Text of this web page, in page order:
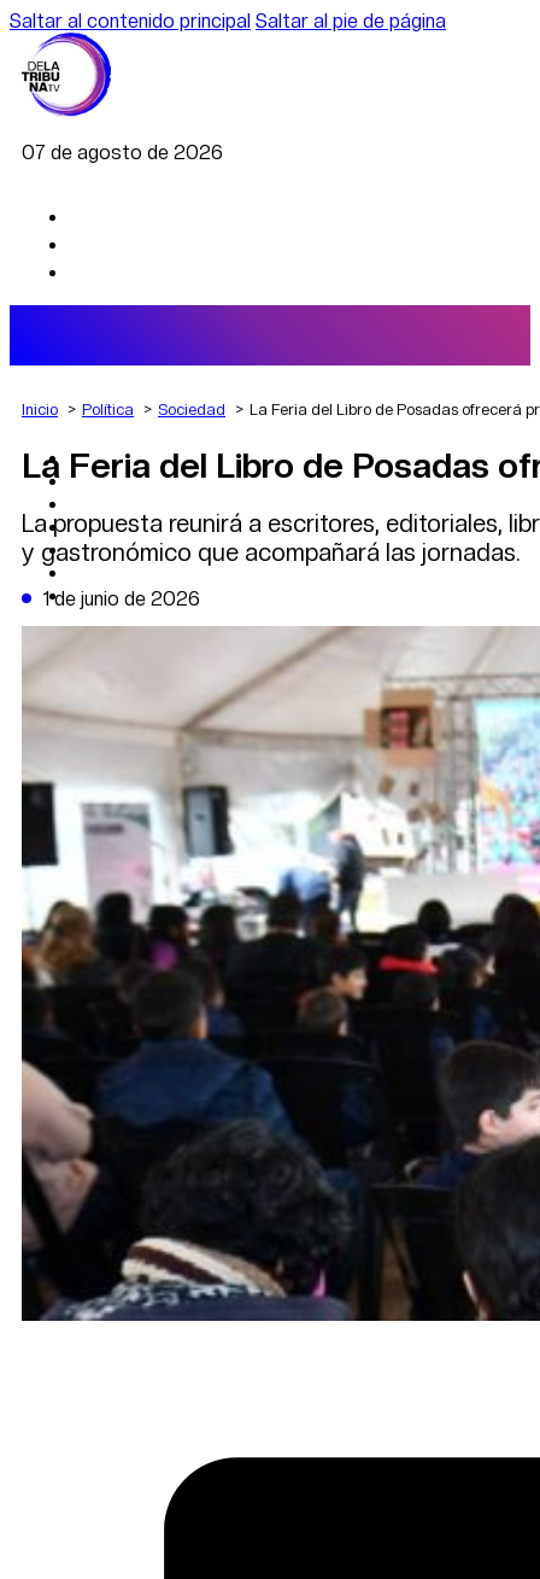
Saltar al contenido principal Saltar al pie de página
07 de agosto de 2026
AGRO
DEPORTES
POLÍTICA
CAMBIO CLIMÁTICO
DE LA TRIBUNA TV
Inicio Política Sociedad La Feria del Libro de Posadas ofrecerá
La Feria del Libro de Posadas
La propuesta reunirá a escritores, editoriales,
y gastronómico que acompañará las jornadas.
1 de junio de 2026